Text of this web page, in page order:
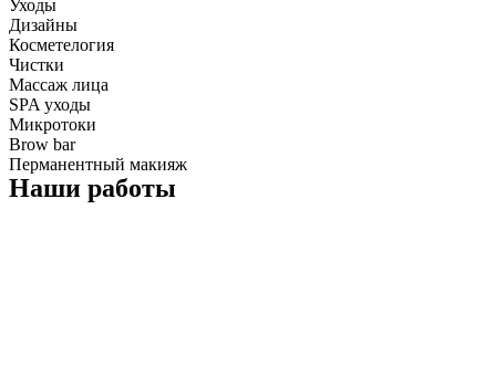
Уходы
Дизайны
Косметелогия
Чистки
Массаж лица
SPA уходы
Микротоки
Brow bar
Перманентный макияж
Наши работы